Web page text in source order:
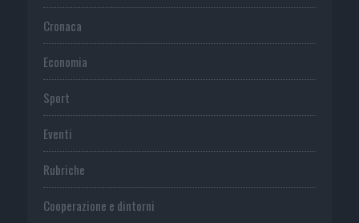
Cronaca
Economia
Sport
Eventi
Rubriche
Cooperazione e dintorni